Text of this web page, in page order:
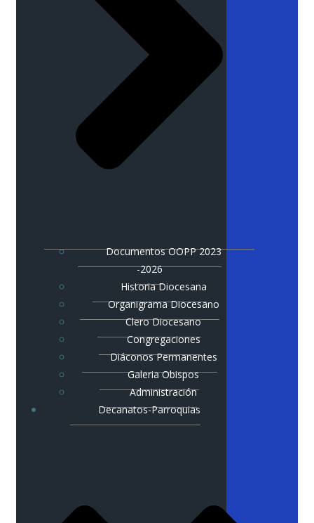
Documentos OOPP 2023
-2026
Historia Diocesana
Organigrama Diocesano
Clero Diocesano
Congregaciones
Diáconos Permanentes
Galeria Obispos
Administración
Decanatos-Parroquias